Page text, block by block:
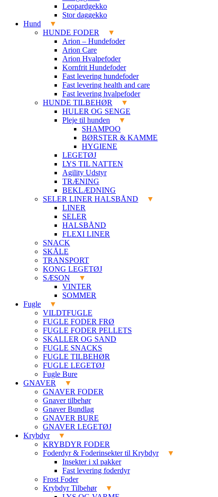
Leopardgekko
Stor daggekko
Hund
HUNDE FODER
Arion – Hundefoder
Arion Care
Arion Hvalpefoder
Kornfrit Hundefoder
Fast levering hundefoder
Fast levering health and care
Fast levering hvalpefoder
HUNDE TILBEHØR
HULER OG SENGE
Pleje til hunden
SHAMPOO
BØRSTER & KAMME
HYGIENE
LEGETØJ
LYS TIL NATTEN
Agility Udstyr
TRÆNING
BEKLÆDNING
SELER LINER HALSBÅND
LINER
SELER
HALSBÅND
FLEXI LINER
SNACK
SKÅLE
TRANSPORT
KONG LEGETØJ
SÆSON
VINTER
SOMMER
Fugle
VILDTFUGLE
FUGLE FODER FRØ
FUGLE FODER PELLETS
SKALLER OG SAND
FUGLE SNACKS
FUGLE TILBEHØR
FUGLE LEGETØJ
Fugle Bure
GNAVER
GNAVER FODER
Gnaver tilbehør
Gnaver Bundlag
GNAVER BURE
GNAVER LEGETØJ
Krybdyr
KRYBDYR FODER
Foderdyr & Foderinsekter til Krybdyr
Insekter i xl pakker
Fast levering foderdyr
Frost Foder
Krybdyr Tilbehør